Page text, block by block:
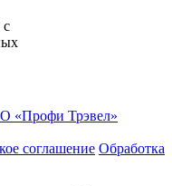
с
«Профи Трэвeл»
соглашение Обработка